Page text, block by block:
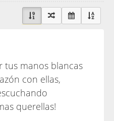
tus manos blancas
con ellas,
querellas!